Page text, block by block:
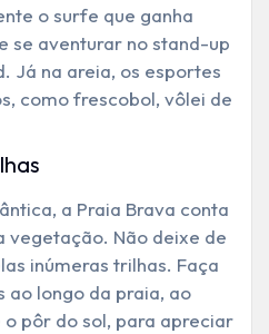
o surfe que ganha
se aventurar no stand-up
Já na areia, os esportes
como frescobol, vôlei de
a Praia Brava conta
vegetação. Não deixe de
inúmeras trilhas. Faça
ao longo da praia, ao
pôr do sol, para apreciar